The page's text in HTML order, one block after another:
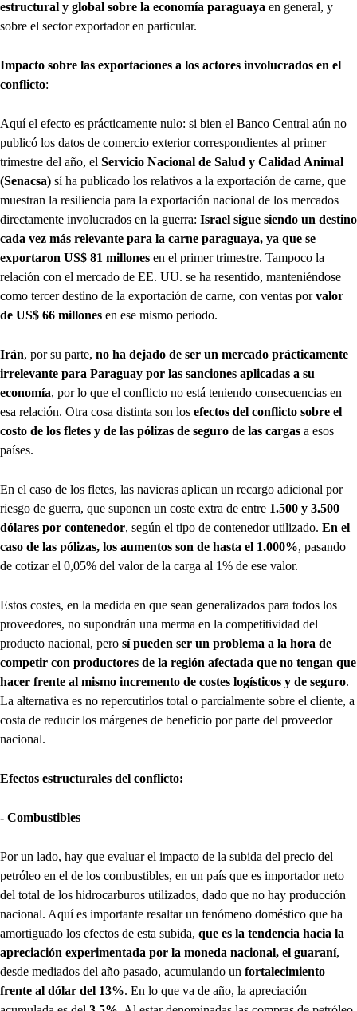
estructural y global sobre la economía paraguaya en general, y
sobre el sector exportador en particular.
Impacto sobre las exportaciones a los actores involucrados en el
conflicto:
Aquí el efecto es prácticamente nulo: si bien el Banco Central aún no
publicó los datos de comercio exterior correspondientes al primer
trimestre del año, el Servicio Nacional de Salud y Calidad Animal
(Senacsa) sí ha publicado los relativos a la exportación de carne, que
muestran la resiliencia para la exportación nacional de los mercados
directamente involucrados en la guerra: Israel sigue siendo un destino
cada vez más relevante para la carne paraguaya, ya que se
exportaron US$ 81 millones en el primer trimestre. Tampoco la
relación con el mercado de EE. UU. se ha resentido, manteniéndose
como tercer destino de la exportación de carne, con ventas porvalor
de US$ 66 millones en ese mismo periodo.
Irán, por su parte, no ha dejado de ser un mercado prácticamente
irrelevante para Paraguay por las sanciones aplicadas a su
economía, por lo que el conflicto no está teniendo consecuencias en
esa relación. Otra cosa distinta son los efectos del conflicto sobre el
costo de los fletes y de las pólizas de seguro de las cargas a esos
países.
En el caso de los fletes, las navieras aplican un recargo adicional por
riesgo de guerra, que suponen un coste extra de entre 1.500 y 3.500
dólares por contenedor, según el tipo de contenedor utilizado. En el
caso de las pólizas, los aumentos son de hasta el 1.000%, pasando
de cotizar el 0,05% del valor de la carga al 1% de ese valor.
Estos costes, en la medida en que sean generalizados para todos los
proveedores, no supondrán una merma en la competitividad del
producto nacional, pero sí pueden ser un problema a la hora de
competir con productores de la región afectada que no tengan que
hacer frente al mismo incremento de costes logísticos y de seguro.
La alternativa es no repercutirlos total o parcialmente sobre el cliente, a
costa de reducir los márgenes de beneficio por parte del proveedor
nacional.
Efectos estructurales del conflicto:
- Combustibles
Por un lado, hay que evaluar el impacto de la subida del precio del
petróleo en el de los combustibles, en un país que es importador neto
del total de los hidrocarburos utilizados, dado que no hay producción
nacional. Aquí es importante resaltar un fenómeno doméstico que ha
amortiguado los efectos de esta subida, que es la tendencia hacia la
apreciación experimentada por la moneda nacional, el guaraní,
desde mediados del año pasado, acumulando un fortalecimiento
frente al dólar del 13%. En lo que va de año, la apreciación